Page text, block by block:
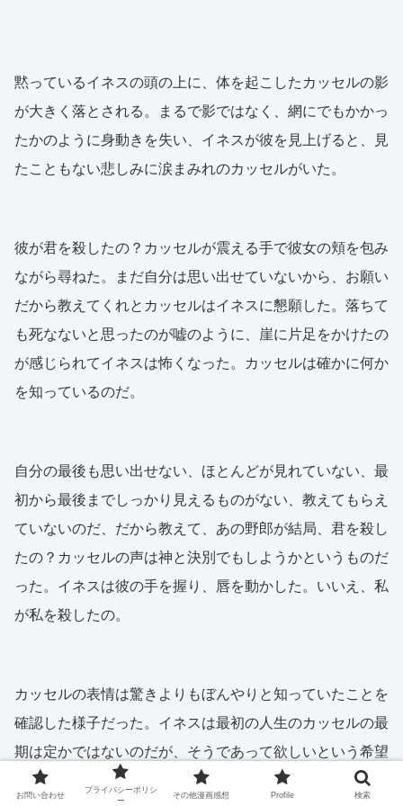
黙っているイネスの頭の上に、体を起こしたカッセルの影
が大きく落とされる。まるで影ではなく、網にでもかかっ
たかのように身動きを失い、イネスが彼を見上げると、見
たこともない悲しみに涙まみれのカッセルがいた。
彼が君を殺したの？カッセルが震える手で彼女の頬を包み
ながら尋ねた。まだ自分は思い出せていないから、お願い
だから教えてくれとカッセルはイネスに懇願した。落ちて
も死なないと思ったのが嘘のように、崖に片足をかけたの
が感じられてイネスは怖くなった。カッセルは確かに何か
を知っているのだ。
自分の最後も思い出せない、ほとんどが見れていない、最
初から最後までしっかり見えるものがない、教えてもらえ
ていないのだ、だから教えて、あの野郎が結局、君を殺し
たの？カッセルの声は神と決別でもしようかというものだ
った。イネスは彼の手を握り、唇を動かした。いいえ、私
が私を殺したの。
カッセルの表情は驚きよりもぼんやりと知っていたことを
確認した様子だった。イネスは最初の人生のカッセルの最
期は定かではないのだが、そうであって欲しいという希望
も込めて、いつもイネスがカッセルより先に死んだから最
お問い合わせ
プライバシーポリシ
ー
その他漫画感想 Profile 検索